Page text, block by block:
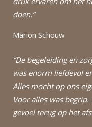
doen.”
Marion Schouw
“De begeleiding en
was enorm liefdevol
Alles mocht op ons
Voor alles was
gevoel terug op het